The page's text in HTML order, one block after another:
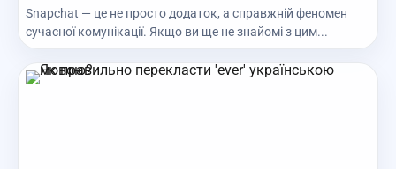
Snapchat — це не просто додаток, а справжній феномен
сучасної комунікації. Якщо ви ще не знайомі з цим...